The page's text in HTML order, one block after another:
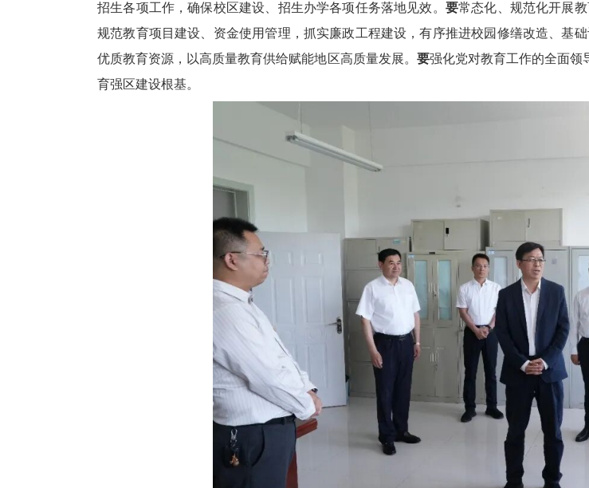
招生各项工作，确保校区建设、招生办学各项任务落地见效。 要常态化、规范化开展
规范教育项目建设、资金使用管理，抓实廉政工程建设，有序推进校园修缮改造、基础
优质教育资源，以高质量教育供给赋能地区高质量发展。 要强化党对教育工作的全面领
育强区建设根基。